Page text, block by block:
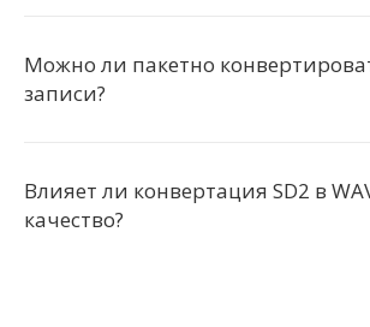
Можно ли пакетно
записи?
Влияет ли конвертация SD2 в
качество?